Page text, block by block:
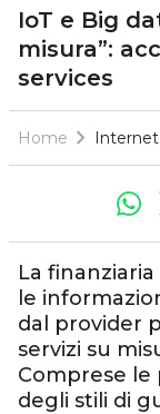
IoT e Big
misura”:
services
Home
La
le
dal provider
servizi su
Comprese le
degli stili di